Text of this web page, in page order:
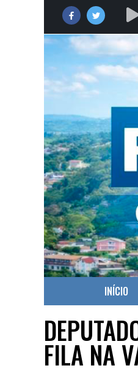
INÍCIO
FILA NA